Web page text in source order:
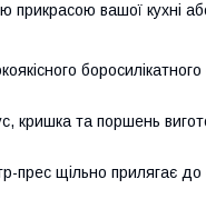
прикрасою вашої кухні
кришка та поршень
прес щільно прилягає